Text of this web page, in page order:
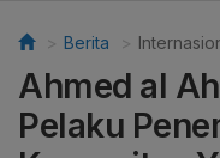
Berita
Ahmed al
Pelaku